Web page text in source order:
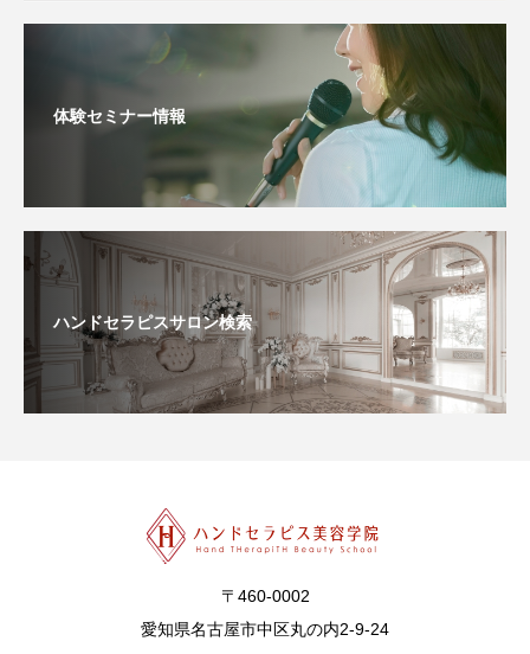
体験セミナー情報
ハンドセラピスサロン検索
〒460-0002
愛知県名古屋市中区丸の内2-9-24